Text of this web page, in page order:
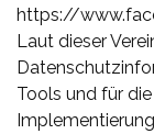
https://
Laut dieser
Tools und für